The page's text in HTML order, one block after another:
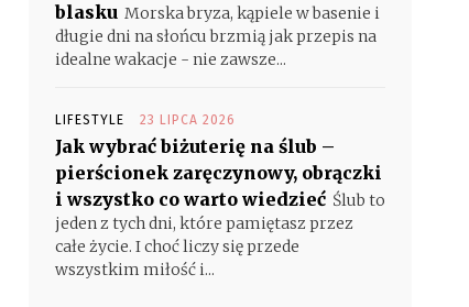
blasku Morska bryza, kąpiele w basenie i
długie dni na słońcu brzmią jak przepis na
idealne wakacje - nie zawsze...
LIFESTYLE 23 LIPCA 2026
Jak wybrać biżuterię na ślub –
pierścionek zaręczynowy, obrączki
i wszystko co warto wiedzieć Ślub to
jeden z tych dni, które pamiętasz przez
całe życie. I choć liczy się przede
wszystkim miłość i...